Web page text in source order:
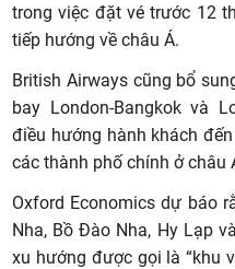
trong việc đặt vé trước 12
tiếp hướng về châu Á.
British Airways cũng bổ
bay London-Bangkok và
điều hướng hành khách
các thành phố chính ở châu
Oxford Economics dự báo
Nha, Bồ Đào Nha, Hy Lạp
xu hướng được gọi là “khu